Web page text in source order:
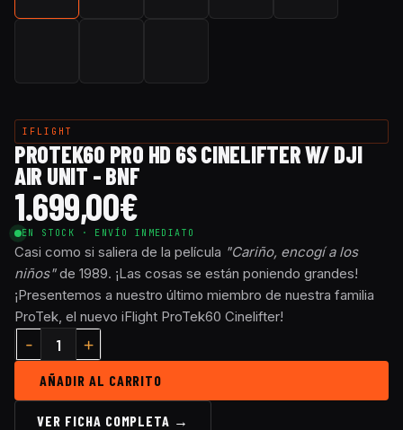
IFLIGHT
PROTEK60 PRO HD 6S CINELIFTER W/ DJI
AIR UNIT - BNF
1.699,00€
EN STOCK · ENVÍO INMEDIATO
Casi como si saliera de la película "Cariño, encogí a los
niños"de 1989. ¡Las cosas se están poniendo grandes!
¡Presentemos a nuestro último miembro de nuestra familia
ProTek, el nuevo iFlight ProTek60 Cinelifter!
AÑADIR AL CARRITO
VER FICHA COMPLETA →